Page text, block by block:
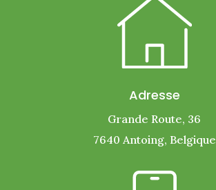
Adresse
Grande Route, 36
7640 Antoing, Belgique